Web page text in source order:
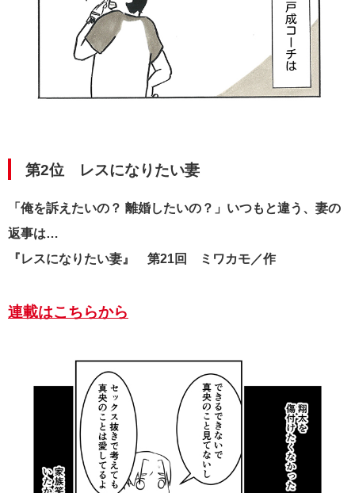
第2位 レスになりたい妻
「俺を訴えたいの？ 離婚したいの？」いつもと違う、妻の
返事は…
『レスになりたい妻』 第21回 ミワカモ／作
連載はこちらから